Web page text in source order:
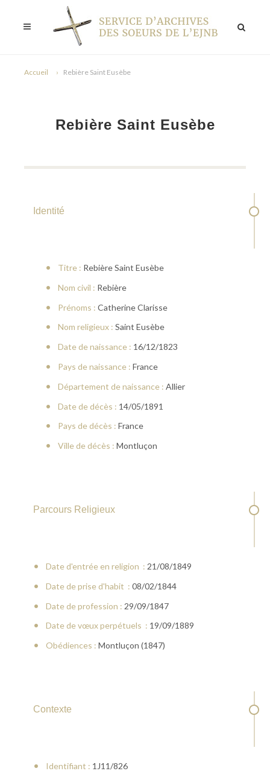
Accueil Rebière Saint Eusèbe
Rebière Saint Eusèbe
Identité
Titre : Rebière Saint Eusèbe
Nom civil : Rebière
Prénoms : Catherine Clarisse
Nom religieux : Saint Eusèbe
Date de naissance : 16/12/1823
Pays de naissance : France
Département de naissance : Allier
Date de décès : 14/05/1891
Pays de décès : France
Ville de décès : Montluçon
Parcours Religieux
Date d'entrée en religion : 21/08/1849
Date de prise d'habit : 08/02/1844
Date de profession : 29/09/1847
Date de vœux perpétuels : 19/09/1889
Obédiences : Montluçon (1847)
Contexte
Identifiant : 1J11/826